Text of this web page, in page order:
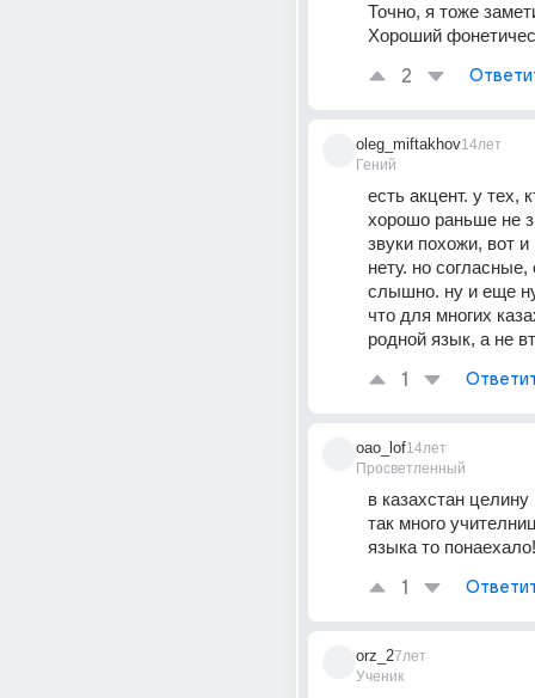
Точно, я тоже
Хороший
2
oleg_miftakhov
Гений
14лет
есть акцент. у тех,
хорошо раньше не
звуки похожи, вот и
нету. но
слышно. ну и еще
что для многих
родной язык, а не
1
oao_lof
Просветленный
14лет
в казахстан
так много
языка то
1
orz_2
Ученик
7лет